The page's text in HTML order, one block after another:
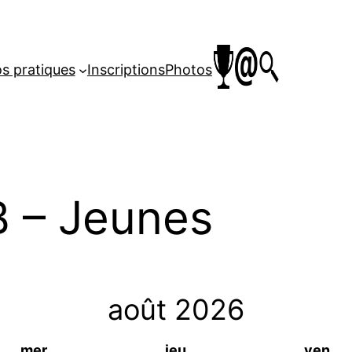
pratiques InscriptionsPhotos
– Jeunes
août 2026